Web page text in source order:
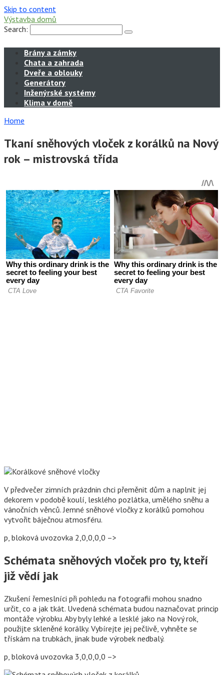
Skip to content
Výstavba domů
Search:
Brány a zámky
Chata a zahrada
Dveře a oblouky
Generátory
Inženýrské systémy
Klima v domě
Home
Tkaní sněhových vloček z korálků na Nový
rok – mistrovská třída
V předvečer zimních prázdnin chci přeměnit dům a naplnit jej
dekorem v podobě koulí, lesklého pozlátka, umělého sněhu a
vánočních věnců. Jemné sněhové vločky z korálků pomohou
vytvořit báječnou atmosféru.
p, bloková uvozovka 2,0,0,0,0 –>
Schémata sněhových vloček pro ty, kteří
již vědí jak
Zkušení řemeslníci při pohledu na fotografii mohou snadno
určit, co a jak tkát. Uvedená schémata budou naznačovat princip
montáže výrobku. Aby byly lehké a lesklé jako na Nový rok,
použijte skleněné korálky. Vybírejte jej pečlivě, vyhněte se
třískám na trubkách, jinak bude výrobek nedbalý.
p, bloková uvozovka 3,0,0,0,0 –>